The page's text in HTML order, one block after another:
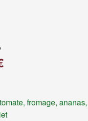
fromage,